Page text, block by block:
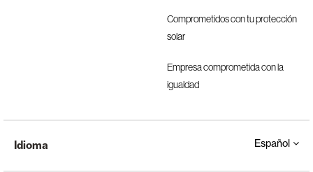
Comprometidos con tu protección
solar
Empresa comprometida con la
igualdad
Idioma Español